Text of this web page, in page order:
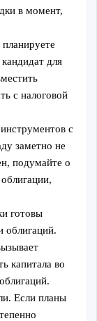
в момент,
для
с налоговой
с
заметно не
подумайте о
готовы
облигаций.
капитала во
Если планы